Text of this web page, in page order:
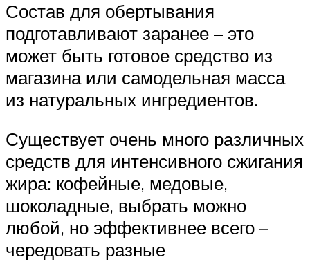
Состав для обертывания
подготавливают заранее – это
может быть готовое средство из
магазина или самодельная масса
из натуральных ингредиентов.
Существует очень много различных
средств для интенсивного сжигания
жира: кофейные, медовые,
шоколадные, выбрать можно
любой, но эффективнее всего –
чередовать разные